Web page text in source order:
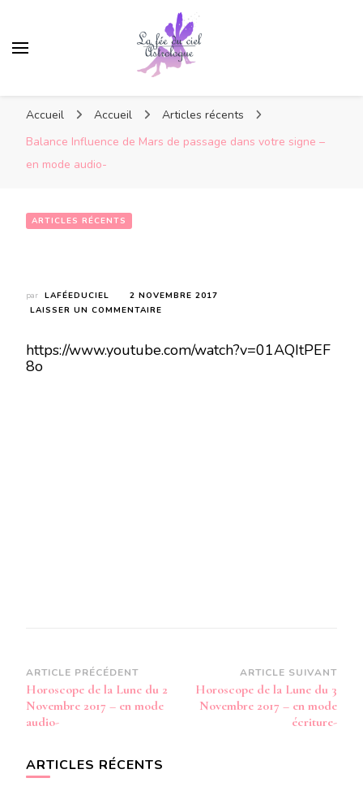
Accueil Accueil
Articles récents
Balance Influence de Mars de passage dans votre signe –
en mode audio-
ARTICLES RÉCENTS
par LAFÉEDUCIEL
2 NOVEMBRE 2017
LAISSER UN COMMENTAIRE
DE
https://www.youtube.com/watch?v=01AQItPEF
8o
Navigation
d’article
ARTICLE PRÉCÉDENT
Horoscope de la Lune du 2
Novembre 2017 – en mode
audio-
ARTICLE SUIVANT
Horoscope de la Lune du 3
Novembre 2017 – en mode
écriture-
ARTICLES RÉCENTS